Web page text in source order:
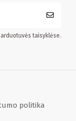
taisyklėse.
politika